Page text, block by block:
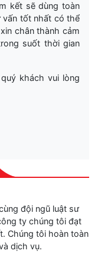
kết sẽ dùng toàn
vấn tốt nhất có thể
chân thành cảm
suốt thời gian
khách vui lòng
đội ngũ luật sư
ty chúng tôi đạt
Chúng tôi hoàn toàn
dịch vụ.